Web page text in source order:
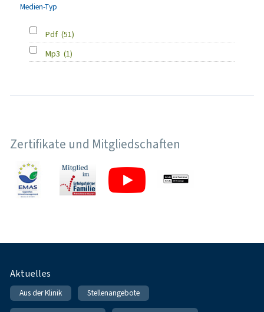
Medien-Typ
Pdf (51)
Mp3 (1)
Zertifikate und Mitgliedschaften
Fußnavigation
Aktuelles
Aus der Klinik Stellenangebote